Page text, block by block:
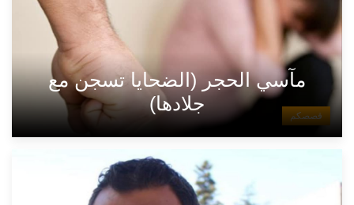
قصصكم
مآسي الحجر (الضحايا تسجن مع
جلادها)